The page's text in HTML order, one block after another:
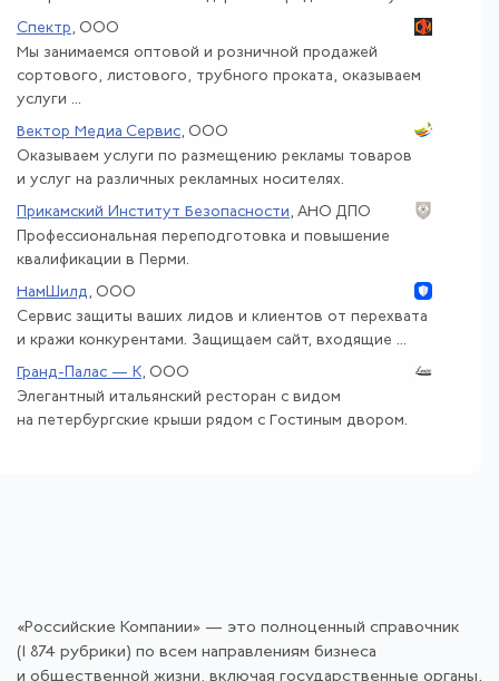
Спектр , ООО
Мы занимаемся оптовой и розничной продажей
сортового, листового, трубного проката, оказываем
услуги ...
Вектор Медиа Сервис, ООО
Оказываем услуги по размещению рекламы товаров
и услуг на различных рекламных носителях.
Прикамский Институт Безопасности , АНО ДПО
Профессиональная переподготовка и повышение
квалификации в Перми.
НамШилд , ООО
Сервис защиты ваших лидов и клиентов от перехвата
и кражи конкурентами. Защищаем сайт, входящие ...
Гранд-Палас — К, ООО
Элегантный итальянский ресторан с видом
на петербургские крыши рядом с Гостиным двором.
«Российские Компании» — это полноценный справочник
(1 874 рубрики) по всем направлениям бизнеса
и общественной жизни, включая государственные органы.